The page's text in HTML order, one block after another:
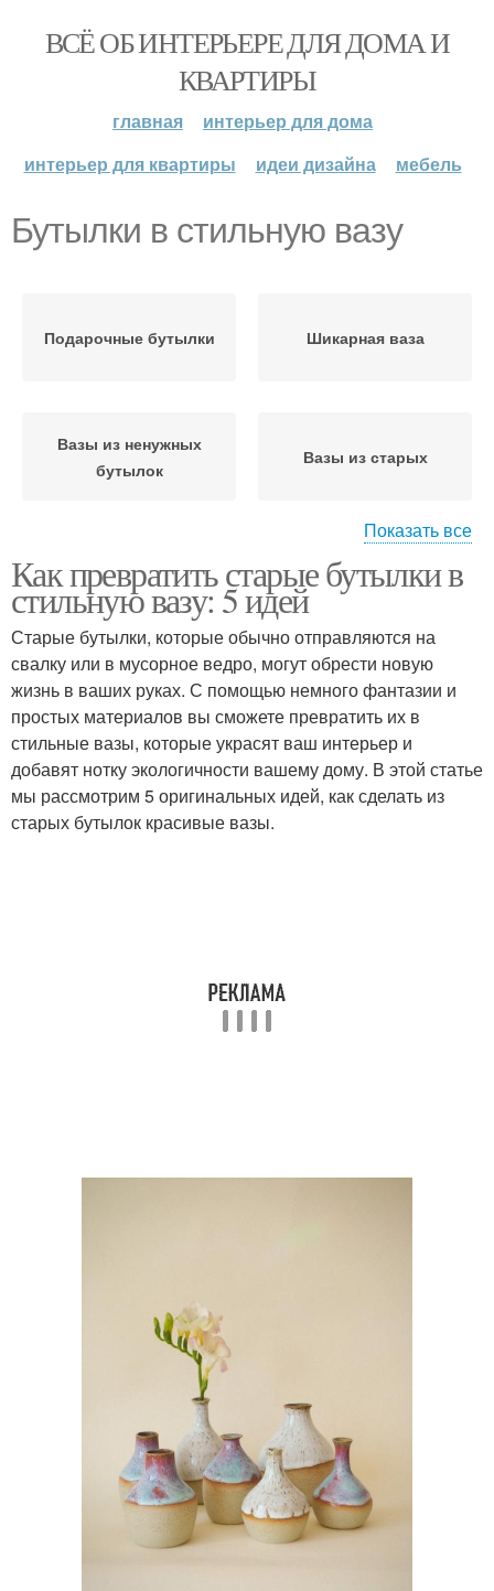
ВСЁ ОБ ИНТЕРЬЕРЕ ДЛЯ ДОМА И
КВАРТИРЫ
главная
интерьер для дома
интерьер для квартиры
идеи дизайна мебель
Бутылки в стильную вазу
Подарочные бутылки Шикарная ваза
Вазы из ненужных
бутылок
Вазы из старых
Бутылки для создания
Ваза из пластиковой
бутылки
Показать все
Как превратить старые бутылки в
стильную вазу: 5 идей
Старые бутылки, которые обычно отправляются на
свалку или в мусорное ведро, могут обрести новую
жизнь в ваших руках. С помощью немного фантазии и
простых материалов вы сможете превратить их в
стильные вазы, которые украсят ваш интерьер и
добавят нотку экологичности вашему дому. В этой статье
мы рассмотрим 5 оригинальных идей, как сделать из
старых бутылок красивые вазы.